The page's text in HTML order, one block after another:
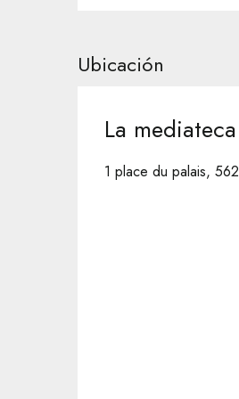
Ubicación
La
1 place du palais,